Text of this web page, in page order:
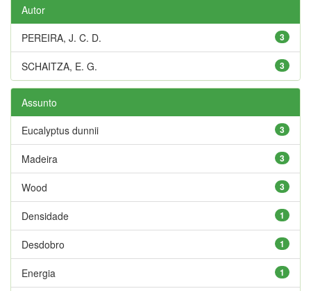
Autor
3
PEREIRA, J. C. D.
3
SCHAITZA, E. G.
Assunto
3
Eucalyptus dunnii
3
Madeira
3
Wood
1
Densidade
1
Desdobro
1
Energia